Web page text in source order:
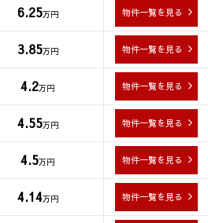
6.25万円 物件一覧を見る
3.85万円 物件一覧を見る
4.2万円 物件一覧を見る
4.55万円 物件一覧を見る
4.5万円 物件一覧を見る
4.14万円 物件一覧を見る